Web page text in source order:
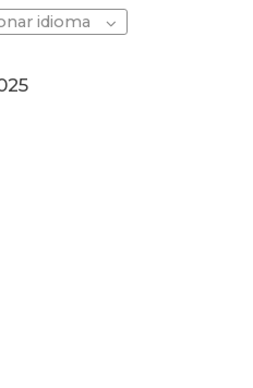
idioma